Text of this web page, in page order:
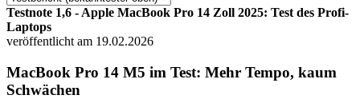
Testnote 1,6 - Apple MacBook Pro 14 Zoll 2025: Test des Profi-
Laptops
veröffentlicht am 19.02.2026
MacBook Pro 14 M5 im Test: Mehr Tempo, kaum
Schwächen